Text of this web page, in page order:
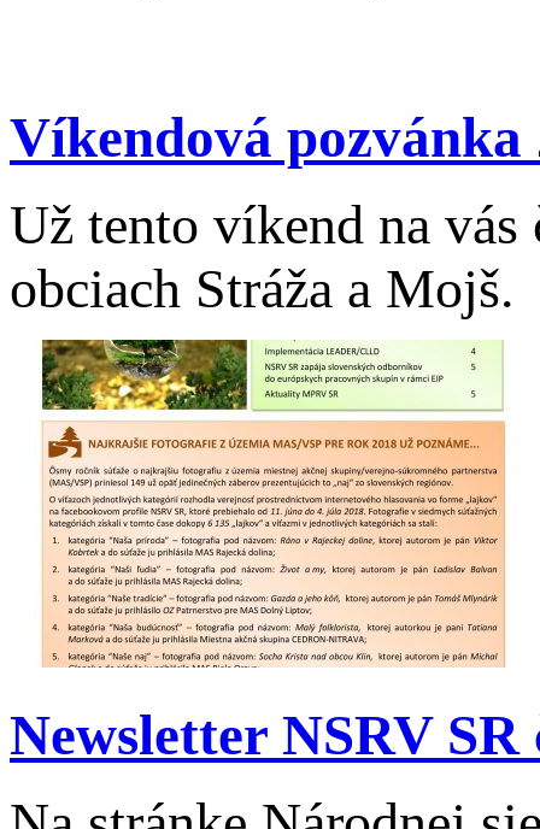
Víkendová pozvánka
Už tento víkend na
obciach Stráža a Mojš.
Newsletter NSRV SR